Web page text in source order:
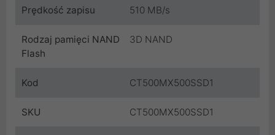
Prędkość zapisu 510 MB/s
Rodzaj pamięci NAND
Flash
3D NAND
Kod CT500MX500SSD1
SKU CT500MX500SSD1